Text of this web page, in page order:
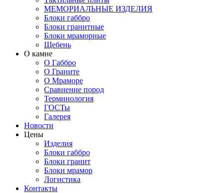
МЕМОРИАЛЬНЫЕ ИЗДЕЛИЯ
Блоки габбро
Блоки гранитные
Блоки мраморные
Щебень
О камне
О Габбро
О Граните
О Мраморе
Сравнение пород
Терминология
ГОСТы
Галерея
Новости
Цены
Изделия
Блоки габбро
Блоки гранит
Блоки мрамор
Логистика
Контакты